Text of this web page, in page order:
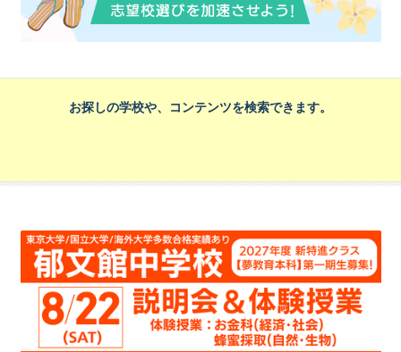
お探しの学校や、コンテンツを検索できます。